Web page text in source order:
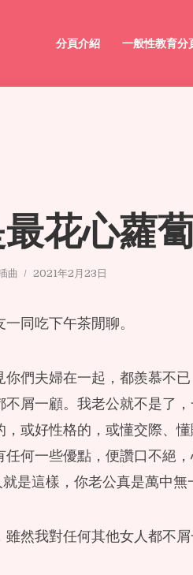
分頁介紹 一般性教育分
花心蘿
曲 2021年2月23日
同吃下午茶閒聊。
們夫婦在一起，都羨慕不
不屑一顧。我老公就不是了
，或好性格的，或懂交際、
任何一些優點，便讚口不絕
是這樣，你老公真是萬中無
然我對任何其他女人都不